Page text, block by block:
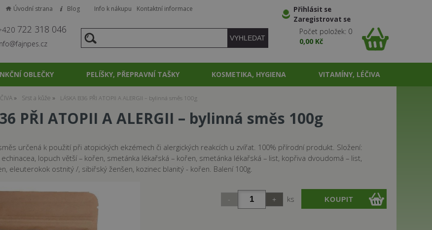
722 318 046
Přihlásit se
Zaregistrovat se
Počet položek: 0
0,00 Kč
OBLEČKY PELÍŠKY, PŘEPRAVNÍ TAŠKY KOSMETIKA, HYGIENA VITAMÍNY, LÉČIVA
Úvodní strana Blog Info k nákupu Kontaktní informace
Srst a kůže LÁSKA B36 PŘI ATOPII A ALERGII – bylinná směs 100g
PŘI ATOPII A ALERGII – bylinná směs 100g
určená k použití při atopických ekzémech či alergických reakcích u zvířat. 100% přírodní produkt. Složení:
lopuch větší – kořen, smetánka lékařská – kořen, smetánka lékařská – list, kopřiva dvoudomá – list,
eleuterokok ostnitý /, sibiřský ženšen, kozinec blanitý - kořen. Balení 100g.
ks